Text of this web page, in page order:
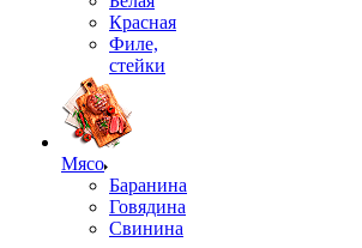
Красная
Филе,
стейки
Мясо
Баранина
Говядина
Свинина